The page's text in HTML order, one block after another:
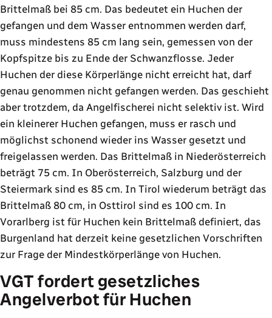
Brittelmaß bei 85 cm. Das bedeutet ein Huchen der
gefangen und dem Wasser entnommen werden darf,
muss mindestens 85 cm lang sein, gemessen von der
Kopfspitze bis zu Ende der Schwanzflosse. Jeder
Huchen der diese Körperlänge nicht erreicht hat, darf
genau genommen nicht gefangen werden. Das geschieht
aber trotzdem, da Angelfischerei nicht selektiv ist. Wird
ein kleinerer Huchen gefangen, muss er rasch und
möglichst schonend wieder ins Wasser gesetzt und
freigelassen werden. Das Brittelmaß in Niederösterreich
beträgt 75 cm. In Oberösterreich, Salzburg und der
Steiermark sind es 85 cm. In Tirol wiederum beträgt das
Brittelmaß 80 cm, in Osttirol sind es 100 cm. In
Vorarlberg ist für Huchen kein Brittelmaß definiert, das
Burgenland hat derzeit keine gesetzlichen Vorschriften
zur Frage der Mindestkörperlänge von Huchen.
VGT fordert gesetzliches
Angelverbot für Huchen